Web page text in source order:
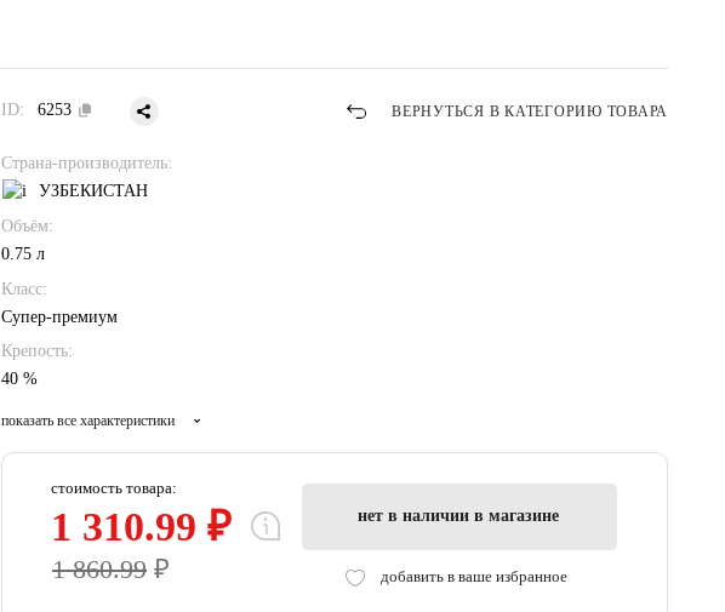
ID: 6253 ВЕРНУТЬСЯ В КАТЕГОРИЮ ТОВАРА
Страна-производитель:
УЗБЕКИСТАН
Объём:
0.75 л
Класс:
Супер-премиум
Крепость:
40 %
показать все характеристики
стоимость товара:
1 310.99 ₽
1 860.99 ₽
нет в наличии в магазине
добавить в ваше избранное